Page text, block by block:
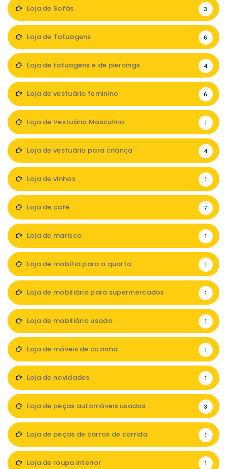
Loja de Sofás 3
Loja de Tatuagens 6
Loja de tatuagens e de piercings 4
Loja de vestuário feminino 6
Loja de Vestuário Masculino 1
Loja de vestuário para criança 4
Loja de vinhos 1
Loja de café 7
Loja de marisco 1
Loja de mobília para o quarto 1
Loja de mobiliário para supermercados 1
Loja de mobiliário usado 1
Loja de móveis de cozinha 1
Loja de novidades 1
Loja de peças automóveis usadas 3
Loja de peças de carros de corrida 1
Loja de roupa interior 1